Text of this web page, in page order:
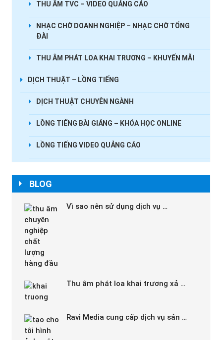
THU ÂM TVC – VIDEO QUẢNG CÁO
NHẠC CHỜ DOANH NGHIỆP – NHẠC CHỜ TỔNG
ĐÀI
THU ÂM PHÁT LOA KHAI TRƯƠNG – KHUYẾN MÃI
DỊCH THUẬT – LỒNG TIẾNG
DỊCH THUẬT CHUYÊN NGÀNH
LỒNG TIẾNG BÀI GIẢNG – KHÓA HỌC ONLINE
LỒNG TIẾNG VIDEO QUẢNG CÁO
BLOG
Vì sao nên sử dụng dịch vụ …
Thu âm phát loa khai trương xả …
Ravi Media cung cấp dịch vụ sản …